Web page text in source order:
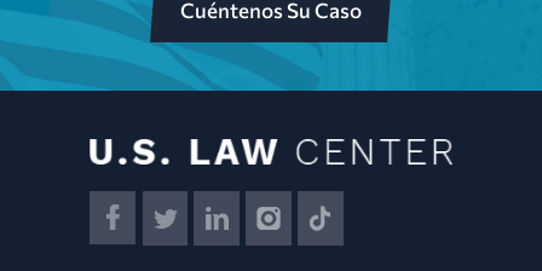
Cuéntenos Su Caso